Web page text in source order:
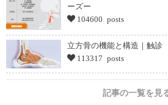
ーズー
104600 posts
立方骨の機能と構造｜触診
113317 posts
記事の一覧を見